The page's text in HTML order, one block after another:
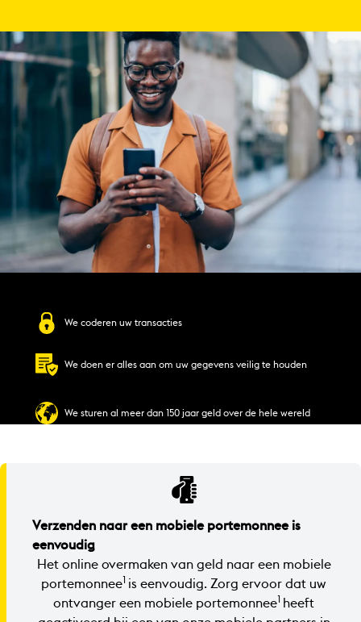
We coderen uw transacties
We doen er alles aan om uw gegevens veilig te houden
We sturen al meer dan 150 jaar geld over de hele wereld
Verzenden naar een mobiele portemonnee is
eenvoudig
Het online overmaken van geld naar een mobiele
portemonnee1 is eenvoudig. Zorg ervoor dat uw
ontvanger een mobiele portemonnee1 heeft